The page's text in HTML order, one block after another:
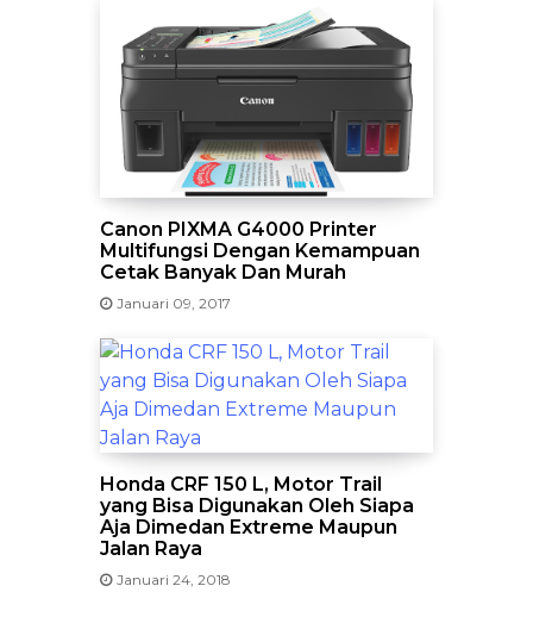
Canon PIXMA G4000 Printer
Multifungsi Dengan Kemampuan
Cetak Banyak Dan Murah
Januari 09, 2017
Honda CRF 150 L, Motor Trail
yang Bisa Digunakan Oleh Siapa
Aja Dimedan Extreme Maupun
Jalan Raya
Januari 24, 2018